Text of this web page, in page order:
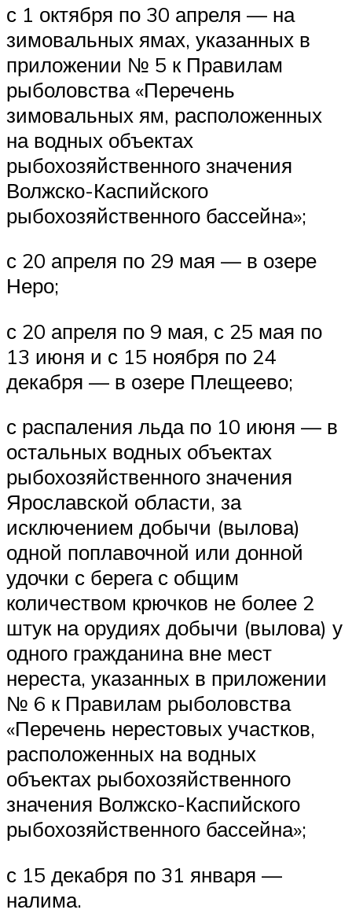
с 1 октября по 30 апреля — на
зимовальных ямах, указанных в
приложении № 5 к Правилам
рыболовства «Перечень
зимовальных ям, расположенных
на водных объектах
рыбохозяйственного значения
Волжско-Каспийского
рыбохозяйственного бассейна»;
с 20 апреля по 29 мая — в озере
Неро;
с 20 апреля по 9 мая, с 25 мая по
13 июня и с 15 ноября по 24
декабря — в озере Плещеево;
с распаления льда по 10 июня — в
остальных водных объектах
рыбохозяйственного значения
Ярославской области, за
исключением добычи (вылова)
одной поплавочной или донной
удочки с берега с общим
количеством крючков не более 2
штук на орудиях добычи (вылова) у
одного гражданина вне мест
нереста, указанных в приложении
№ 6 к Правилам рыболовства
«Перечень нерестовых участков,
расположенных на водных
объектах рыбохозяйственного
значения Волжско-Каспийского
рыбохозяйственного бассейна»;
с 15 декабря по 31 января —
налима.